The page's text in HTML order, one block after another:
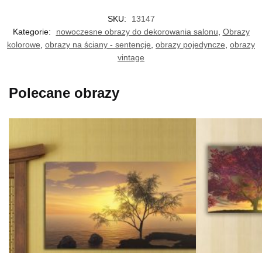
SKU:
13147
Kategorie:
nowoczesne obrazy do dekorowania salonu Obrazy
kolorowe obrazy na ściany - sentencje obrazy pojedyncze obrazy
vintage
Polecane obrazy